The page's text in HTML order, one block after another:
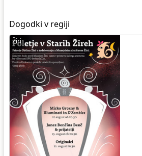
Dogodki v regiji
Žiri